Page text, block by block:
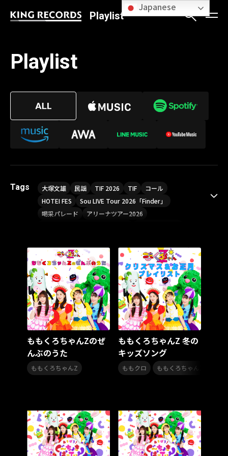
Playlist
Playlist
Tags 大塚文雄 民謡 TIF 2026 TIF
コール
HOTEI FES
Sou LIVE Tour 2026「Finder」
喝采パレード
アリーナツアー2026
魔法少女リリカルなのは
Rain Tree
SAKI
PLUVIA
やついフェス
ポジティブソング
いぬかみっ!
アイドルソング
ごぶごぶフェスティバル2026
Masato
島 憂樹
風水ノ里恒彦
ミスタートロットジャパン
牛島隆太
カモシタサラ
インナージャーニー
本多秀
石田千穂
STU48 9周年コンサート
SAKAE SP-RING 2026
SOME MINGLE
南野陽子
JAPAN JAM
JAPAN JAM 2026
ももクロランド
廣野
新井正人 機動戦士ガンダムZZ
ダイアリー
江利チエミ
多聞くん今どっち！？
Johnny
Vtuber
Sumio Shiratori Moomin
ヒーロー
ももクリ2025
ドレスコーズのクリスマス
ももくろちゃんZのぜ
んぶのうた
ももくろちゃんZ
ももくろちゃんZ 冬の
キッズソング
ももクロ ももくろちゃんZ
Japanese